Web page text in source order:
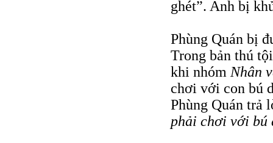
ghét”. Anh bị
Phùng Quán bị
Trong bản thú
khi nhóm Nhân
chơi với con bú
Phùng Quán trả
phải chơi với bú